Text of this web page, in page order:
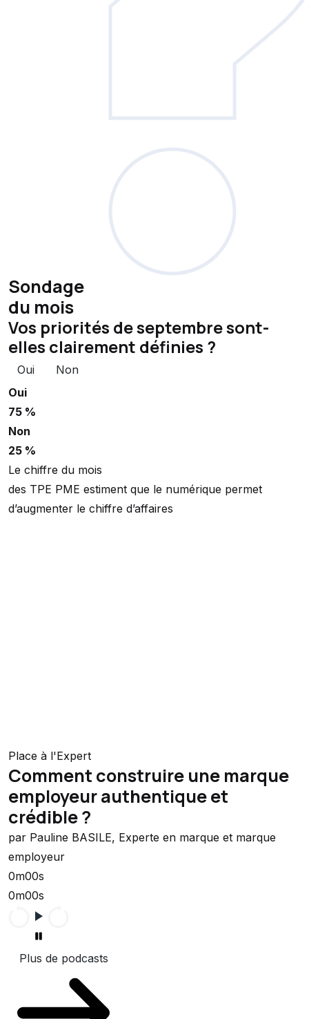
Sondage
du mois
Vos priorités de septembre sont-
elles clairement définies ?
Oui
Non
Oui
75 %
Non
25 %
Le chiffre du mois
des TPE PME estiment que le numérique permet
d’augmenter le chiffre d’affaires
Place à l'Expert
Comment construire une marque
employeur authentique et
crédible ?
par Pauline BASILE, Experte en marque et marque
employeur
0m00s
0m00s
Plus de podcasts